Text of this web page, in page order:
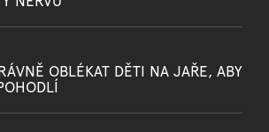
OBLÉKAT DĚTI NA JAŘE, ABY